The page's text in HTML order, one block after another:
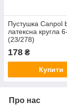
Пустушка Canpol
латексна кругла
(23/278)
178 ₴
Купити
Про нас